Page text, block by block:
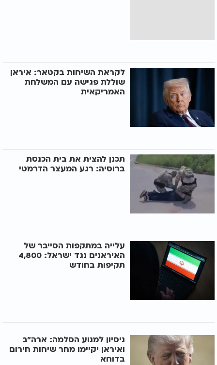
לקראת השיחות בקטאר: איראן
שוללת פגישה עם המשלחת
האמריקאית
תכנן להצית את בית הכנסת
ברוסיה: רגע המעצר הדרמטי
עלייה במתקפות הסייבר של
האיראנים נגד ישראל: 4,800
תקיפות בחודש
ניסיון למנוע הסלמה: ארה"ב
ואיראן יקיימו מחר שיחות חירום
בדוחא